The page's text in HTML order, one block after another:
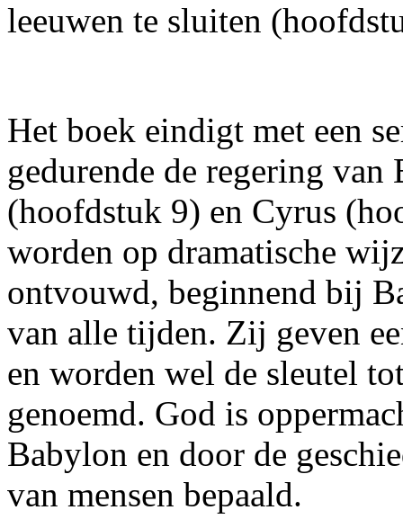
leeuwen te sluiten
Het boek eindigt met een
gedurende de regering
(hoofdstuk 9) en Cyrus
worden op dramatische
ontvouwd, beginnend bij
van alle tijden. Zij geven
en worden wel de sleutel
genoemd. God is
Babylon en door de
van mensen bepaald.